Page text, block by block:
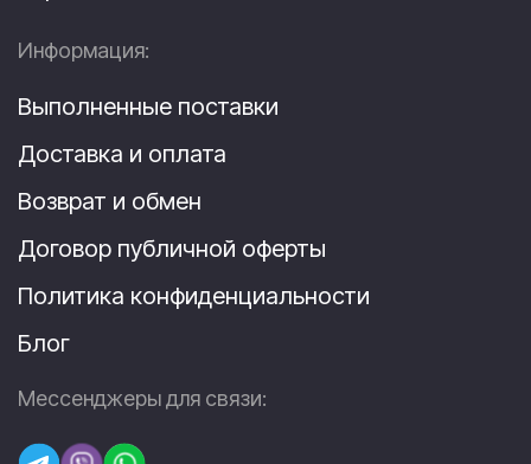
Информация:
Выполненные поставки
Доставка и оплата
Возврат и обмен
Договор публичной оферты
Политика конфиденциальности
Блог
Мессенджеры для связи: